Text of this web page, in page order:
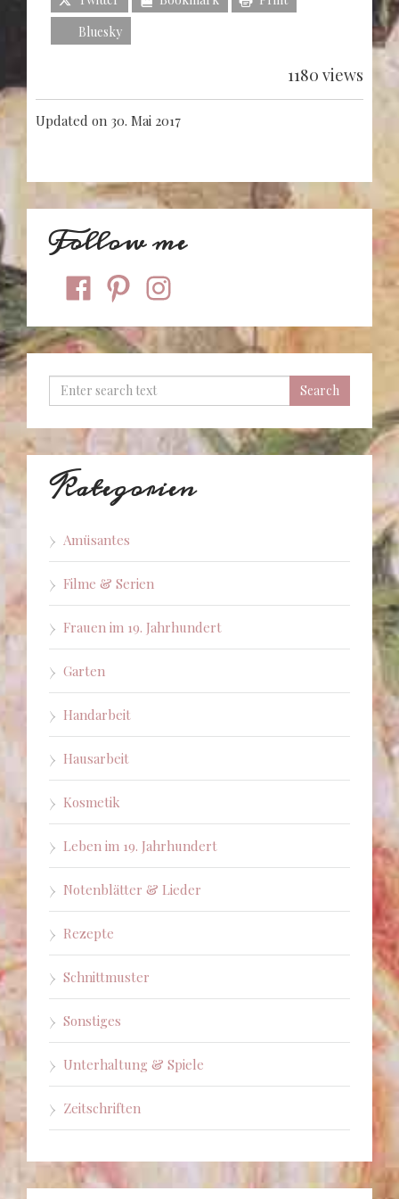
Bluesky
1180 views
Updated on 30. Mai 2017
Follow me
facebookpinterestinstagram
Kategorien
Amüsantes
Filme & Serien
Frauen im 19. Jahrhundert
Garten
Handarbeit
Hausarbeit
Kosmetik
Leben im 19. Jahrhundert
Notenblätter & Lieder
Rezepte
Schnittmuster
Sonstiges
Unterhaltung & Spiele
Zeitschriften